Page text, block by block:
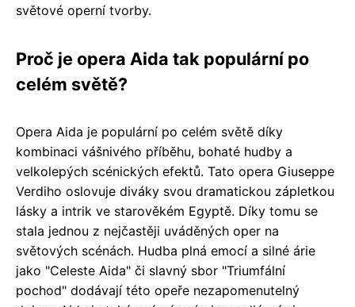
světové operní tvorby.
Proč je opera Aida tak populární po
celém světě?
Opera Aida je populární po celém světě díky
kombinaci vášnivého příběhu, bohaté hudby a
velkolepých scénických efektů. Tato opera Giuseppe
Verdiho oslovuje diváky svou dramatickou zápletkou
lásky a intrik ve starověkém Egyptě. Díky tomu se
stala jednou z nejčastěji uváděných oper na
světových scénách. Hudba plná emocí a silné árie
jako "Celeste Aida" či slavný sbor "Triumfální
pochod" dodávají této opeře nezapomenutelný